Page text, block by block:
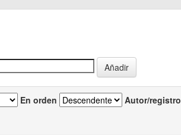
En orden Autor/registro